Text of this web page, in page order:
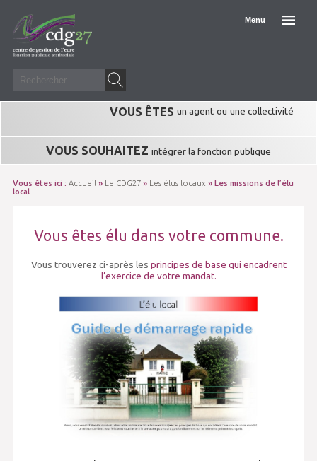
Menu
VOUS ÊTES un agent ou une collectivité
VOUS SOUHAITEZ intégrer la fonction publique
Vous êtes ici : Accueil » Le CDG27» Les élus locaux » Les missions de l’élu
local
Vous êtes élu dans votre commune.
Vous trouverez ci-après les principes de base qui encadrent
l’exercice de votre mandat.